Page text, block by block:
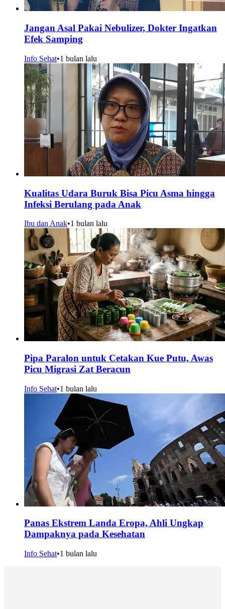
Jangan Asal Pakai Nebulizer, Dokter Ingatkan
Efek Samping
Info Sehat•1 bulan lalu
Kualitas Udara Buruk Bisa Picu Asma hingga
Infeksi Berulang pada Anak
Ibu dan Anak•1 bulan lalu
Pipa Paralon untuk Cetakan Kue Putu, Awas
Picu Migrasi Zat Beracun
Info Sehat•1 bulan lalu
Panas Ekstrem Landa Eropa, Ahli Ungkap
Dampaknya pada Kesehatan
Info Sehat•1 bulan lalu